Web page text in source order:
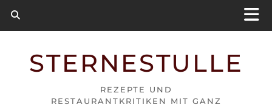
STERNESTULLE
REZEPTE UND
RESTAURANTKRITIKEN MIT GANZ